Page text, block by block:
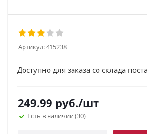
Артикул:415238
Доступно для заказа со склада
249.99 руб./шт
Есть в наличии (30)